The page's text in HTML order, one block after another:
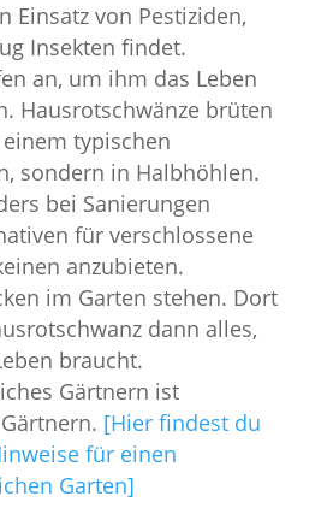
Einsatz von Pestiziden,
Insekten findet.
an, um ihm das Leben
Hausrotschwänze brüten
typischen
sondern in Halbhöhlen.
bei Sanierungen
für verschlossene
anzubieten.
im Garten stehen. Dort
dann alles,
braucht.
Gärtnern ist
[Hier findest du
für einen
Garten]